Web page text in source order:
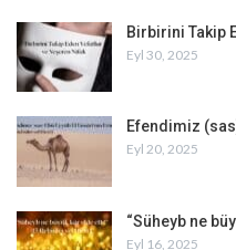
Birbirini Takip
Eyl 30, 2025
Efendimiz
Eyl 20, 2025
“Süheyb ne
Eyl 16, 2025